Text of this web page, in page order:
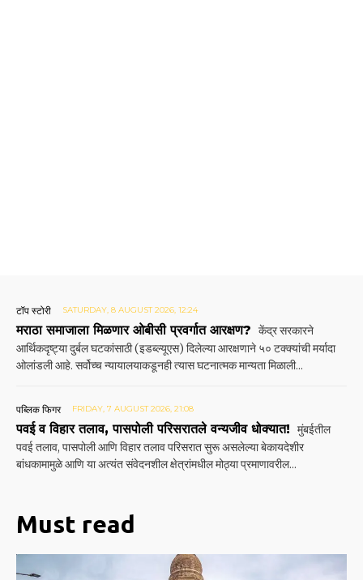
टॉप स्टोरी SATURDAY, 8 AUGUST 2026, 12:24
मराठा समाजाला मिळणार ओबीसी प्रवर्गात आरक्षण? केंद्र सरकारने
आर्थिकदृष्ट्या दुर्बल घटकांसाठी (इडब्ल्यूएस) दिलेल्या आरक्षणाने ५० टक्क्यांची मर्यादा
ओलांडली आहे. सर्वोच्च न्यायालयाकडूनही त्यास घटनात्मक मान्यता मिळाली...
पब्लिक फिगर FRIDAY, 7 AUGUST 2026, 21:08
पवई व विहार तलाव, पासपोली परिसरातले वन्यजीव धोक्यात! मुंबईतील
पवई तलाव, पासपोली आणि विहार तलाव परिसरात सुरू असलेल्या बेकायदेशीर
बांधकामामुळे आणि या अत्यंत संवेदनशील क्षेत्रांमधील मोठ्या प्रमाणावरील...
Must read